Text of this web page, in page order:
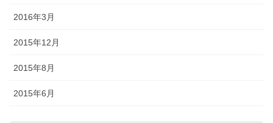
2016年3月
2015年12月
2015年8月
2015年6月